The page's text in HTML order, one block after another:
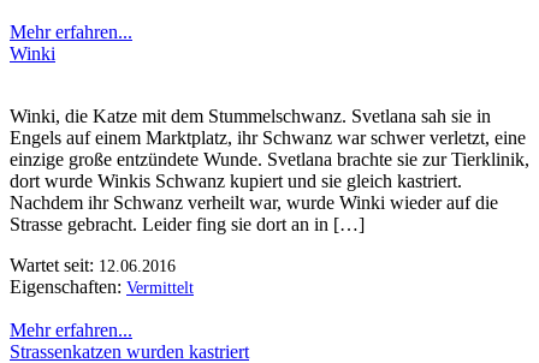
Mehr erfahren...
Winki
Winki, die Katze mit dem Stummelschwanz. Svetlana sah sie in
Engels auf einem Marktplatz, ihr Schwanz war schwer verletzt, eine
einzige große entzündete Wunde. Svetlana brachte sie zur Tierklinik,
dort wurde Winkis Schwanz kupiert und sie gleich kastriert.
Nachdem ihr Schwanz verheilt war, wurde Winki wieder auf die
Strasse gebracht. Leider fing sie dort an in […]
Wartet seit: 12.06.2016
Eigenschaften: Vermittelt
Mehr erfahren...
Strassenkatzen wurden kastriert